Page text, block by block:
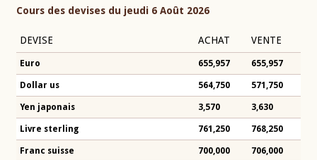
Cours des devises du jeudi 6 Août 2026
DEVISE ACHAT VENTE
Euro 655,957 655,957
Dollar us 564,750 571,750
Yen japonais 3,570 3,630
Livre sterling 761,250 768,250
Franc suisse 700,000 706,000